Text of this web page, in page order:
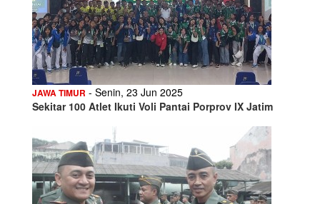
JAWA TIMUR - Senin, 23 Jun 2025
Sekitar 100 Atlet Ikuti Voli Pantai Porprov IX Jatim